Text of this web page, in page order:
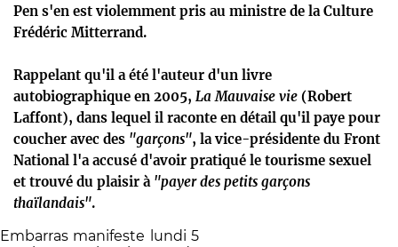
Pen s'en est violemment pris au ministre de la Culture
Frédéric Mitterrand.
Rappelant qu'il a été l'auteur d'un livre
autobiographique en 2005, La Mauvaise vie (Robert
Laffont), dans lequel il raconte en détail qu'il paye pour
coucher avec des "garçons", la vice-présidente du Front
National l'a accusé d'avoir pratiqué le tourisme sexuel
et trouvé du plaisir à "payer des petits garçons
thaïlandais".
Embarras manifeste lundi 5